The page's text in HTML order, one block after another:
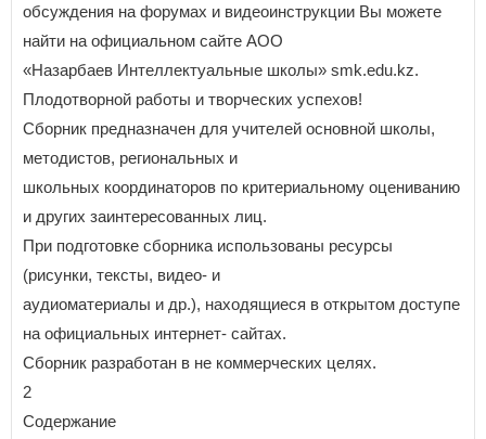
обсуждения на форумах и видеоинструкции Вы можете
найти на официальном сайте АОО
«Назарбаев Интеллектуальные школы» smk.edu.kz.
Плодотворной работы и творческих успехов!
Сборник предназначен для учителей основной школы,
методистов, региональных и
школьных координаторов по критериальному оцениванию
и других заинтересованных лиц.
При подготовке сборника использованы ресурсы
(рисунки, тексты, видео- и
аудиоматериалы и др.), находящиеся в открытом доступе
на официальных интернет- сайтах.
Сборник разработан в не коммерческих целях.
2
Содержание